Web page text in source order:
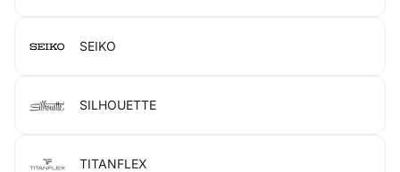
SEIKO
SILHOUETTE
TITANFLEX